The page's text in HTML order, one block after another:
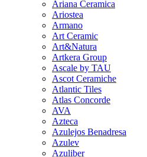
Ariana Ceramica
Ariostea
Armano
Art Ceramic
Art&Natura
Artkera Group
Ascale by TAU
Ascot Ceramiche
Atlantic Tiles
Atlas Concorde
AVA
Azteca
Azulejos Benadresa
Azulev
Azuliber